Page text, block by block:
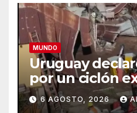
MUNDO
Uruguay
por un ciclón
menos un
6 AGOSTO, 2026